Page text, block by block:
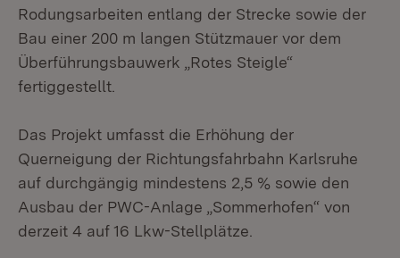
Rodungsarbeiten entlang der Strecke sowie der
Bau einer 200 m langen Stützmauer vor dem
Überführungsbauwerk „Rotes Steigle“
fertiggestellt.
Das Projekt umfasst die Erhöhung der
Querneigung der Richtungsfahrbahn Karlsruhe
auf durchgängig mindestens 2,5 % sowie den
Ausbau der PWC-Anlage „Sommerhofen“ von
derzeit 4 auf 16 Lkw-Stellplätze.